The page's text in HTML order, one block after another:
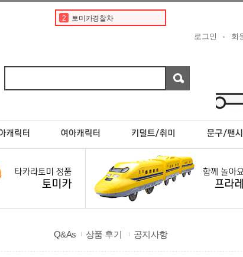
2 토미카경찰차
5 베이비버스
8 현대
9 스바루
1
로그인 회
Q&As 상품 후기 공지사항